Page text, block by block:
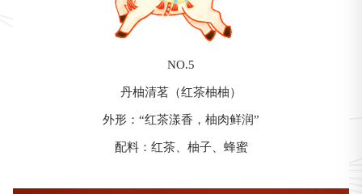
NO.5
丹柚清茗（红茶柚柚）
外形：“红茶漾香，柚肉鲜润”
配料：红茶、柚子、蜂蜜